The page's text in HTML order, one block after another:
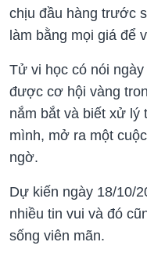
chịu đầu hàng trước
làm bằng mọi giá để
Tử vi học có nói
được cơ hội vàng
nắm bắt và biết xử lý
mình, mở ra một
ngờ.
Dự kiến ngày 18/10/
nhiều tin vui và đó
sống viên mãn.